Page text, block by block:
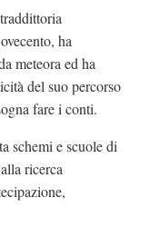
ha
meteora ed ha
del suo percorso
fare i conti.
schemi e scuole di
ricerca